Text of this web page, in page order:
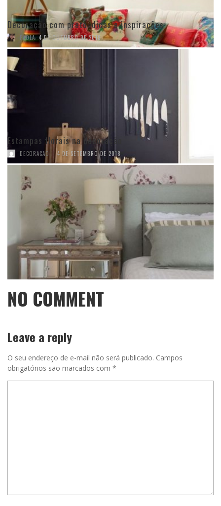
Decoração com preto: dicas e inspirações
PAOLA, 4 DE OUTUBRO DE 2018
Estampas florais na decoração
DECORACAO I 4 DE SETEMBRO DE 2018
NO COMMENT
Leave a reply
O seu endereço de e-mail não será publicado. Campos
obrigatórios são marcados com *